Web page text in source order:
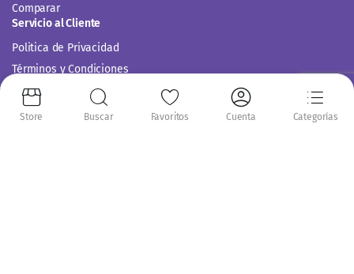
Comparar
Servicio al Cliente
Politica de Privacidad
Términos y Condiciones
Siguenos en:
Store Buscar Favoritos Cuenta Categorías